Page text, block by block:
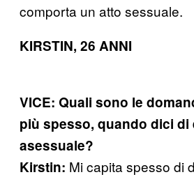
comporta un atto sessuale.
KIRSTIN, 26 ANNI
VICE: Quali sono le
più spesso, quando dici di
asessuale?
Kirstin: Mi capita spesso di